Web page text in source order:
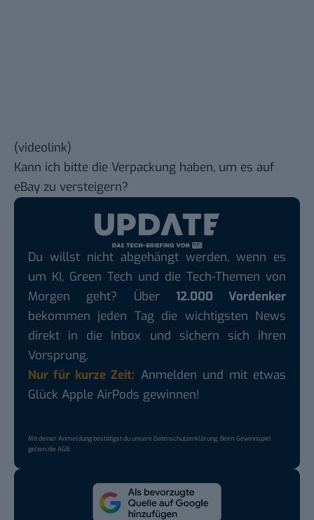
(videolink)
Kann ich bitte die Verpackung haben, um es auf
eBay zu versteigern?
Du willst nicht abgehängt werden, wenn es
um KI, Green Tech und die Tech-Themen von
Morgen geht? Über 12.000 Vordenker
bekommen jeden Tag die wichtigsten News
direkt in die Inbox und sichern sich ihren
Vorsprung.
Nur für kurze Zeit: Anmelden und mit etwas
Glück Apple AirPods gewinnen!
Mit deiner Anmeldung bestätigst du unsereDatenschutzerklärung. Beim Gewinnspiel
gelten dieAGB.